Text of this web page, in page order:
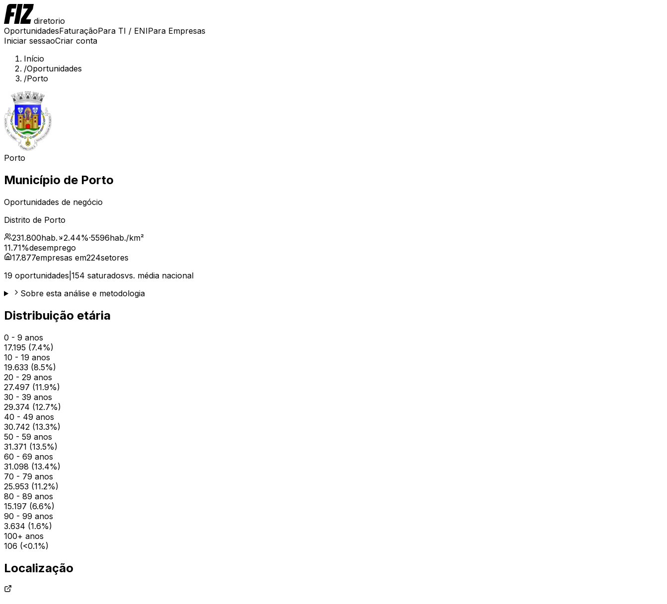
diretorio
OportunidadesFaturaçãoPara TI / ENIPara Empresas
Iniciar sessaoCriar conta
Início
/Oportunidades
/Porto
Porto
Município de Porto
Oportunidades de negócio
Distrito de Porto
231.800hab. 2.44%·5596hab./km²
11.71%desemprego
17.877empresas em224setores
19 oportunidades 154 saturadosvs. média nacional
Sobre esta análise e metodologia
Distribuição etária
0 - 9 anos
17.195 (7.4%)
10 - 19 anos
19.633 (8.5%)
20 - 29 anos
27.497 (11.9%)
30 - 39 anos
29.374 (12.7%)
40 - 49 anos
30.742 (13.3%)
50 - 59 anos
31.371 (13.5%)
60 - 69 anos
31.098 (13.4%)
70 - 79 anos
25.953 (11.2%)
80 - 89 anos
15.197 (6.6%)
90 - 99 anos
3.634 (1.6%)
100+ anos
106 (<0.1%)
Localização